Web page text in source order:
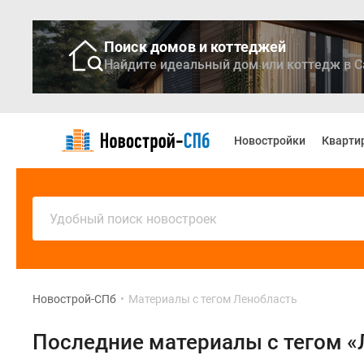
Поиск домов и коттеджей
Найдите идеальный дом или коттедж в
Медиа
проекте
Контакты
сайте
застройщики
Новостройки
Удобный поиск новостроек
Новострой-СПб • Материалы с тегом Ленобласть
Последние материалы с тегом